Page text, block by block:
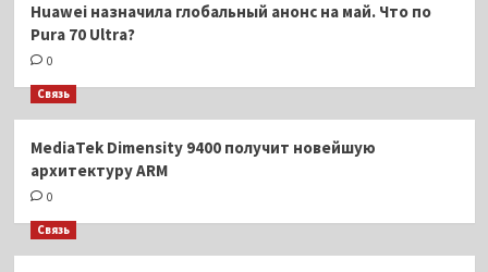
Huawei назначила глобальный анонс на май. Что по
Pura 70 Ultra?
0
Связь
MediaTek Dimensity 9400 получит новейшую
архитектуру ARM
0
Связь